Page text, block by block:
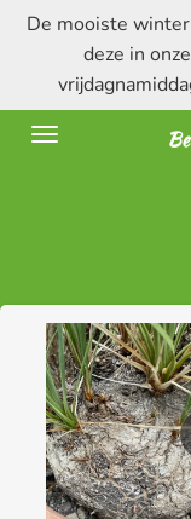
Ga
de
hoofdinhoud
De mooiste
deze in